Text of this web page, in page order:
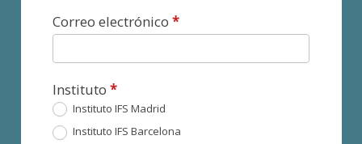
Correo electrónico*
Instituto*
Instituto IFS Madrid
Instituto IFS Barcelona